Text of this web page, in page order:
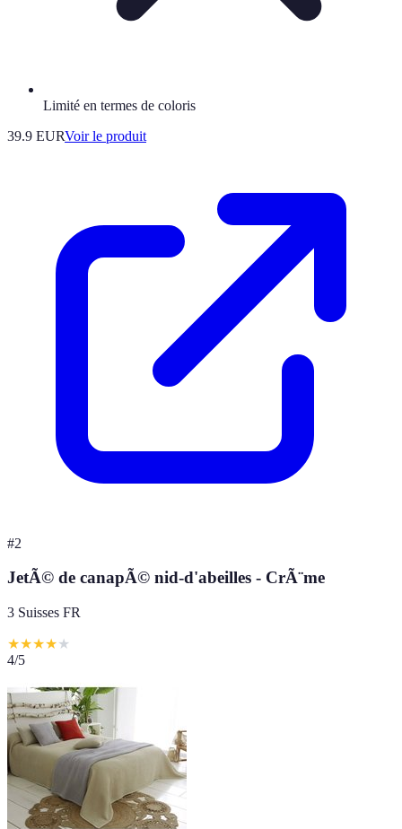
Limité en termes de coloris
39.9 EURVoir le produit
#2
JetÃ© de canapÃ© nid-d'abeilles - CrÃ¨me
3 Suisses FR
★★★★★
4/5